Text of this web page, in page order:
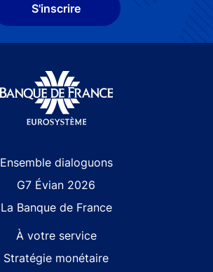
S'inscrire
Ensemble dialoguons
G7 Évian 2026
La Banque de France
À votre service
Stratégie monétaire